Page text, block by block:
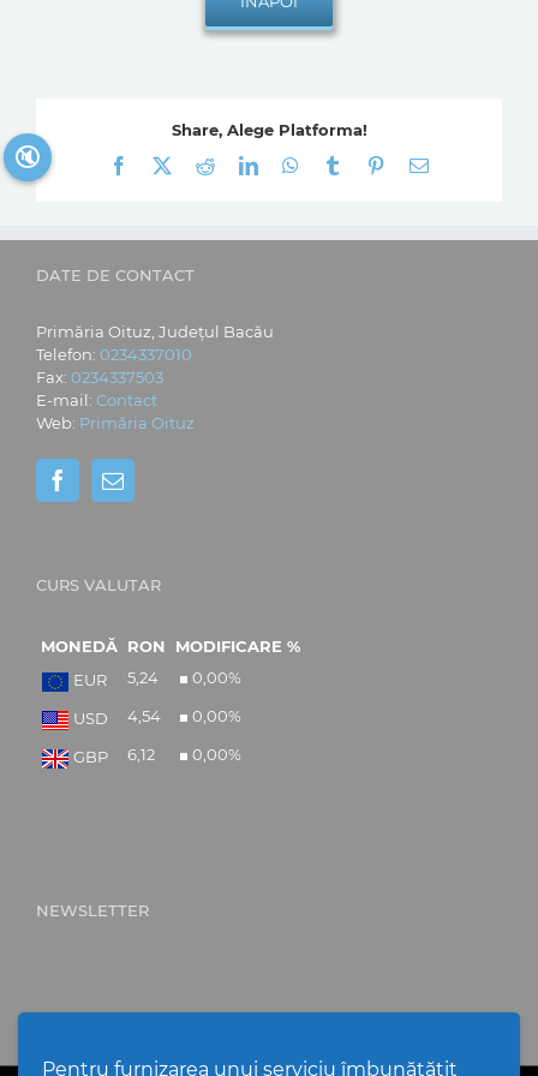
Pentru furnizarea unui serviciu îmbunătățit
Share, Alege Platforma!
Facebook
RedditLinkedInWhatsApp
Tumblr Pinterest
E-
DATE DE CONTACT
Primăria Oituz, Județul Bacău
Telefon: 0234337010
Fax: 0234337503
E-mail: Contact
Web: Primăria Oituz
CURS VALUTAR
MONEDĂ RON
MODIFICARE %
EUR
5,24 0,00%
USD 4,54 0,00%
GBP 6,12 0,00%
NEWSLETTER
🔇